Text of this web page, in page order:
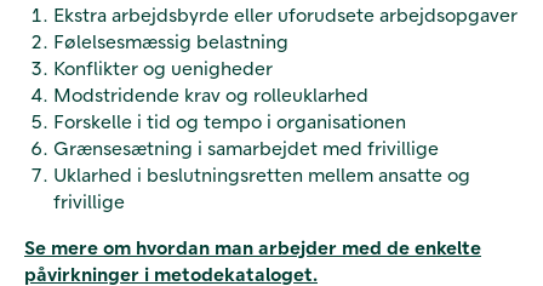
Ekstra arbejdsbyrde eller uforudsete arbejdsopgaver
Følelsesmæssig belastning
Konflikter og uenigheder
Modstridende krav og rolleuklarhed
Forskelle i tid og tempo i organisationen
Grænsesætning i samarbejdet med frivillige
Uklarhed i beslutningsretten mellem ansatte og
frivillige
Se mere om hvordan man arbejder med de enkelte
påvirkninger i metodekataloget.